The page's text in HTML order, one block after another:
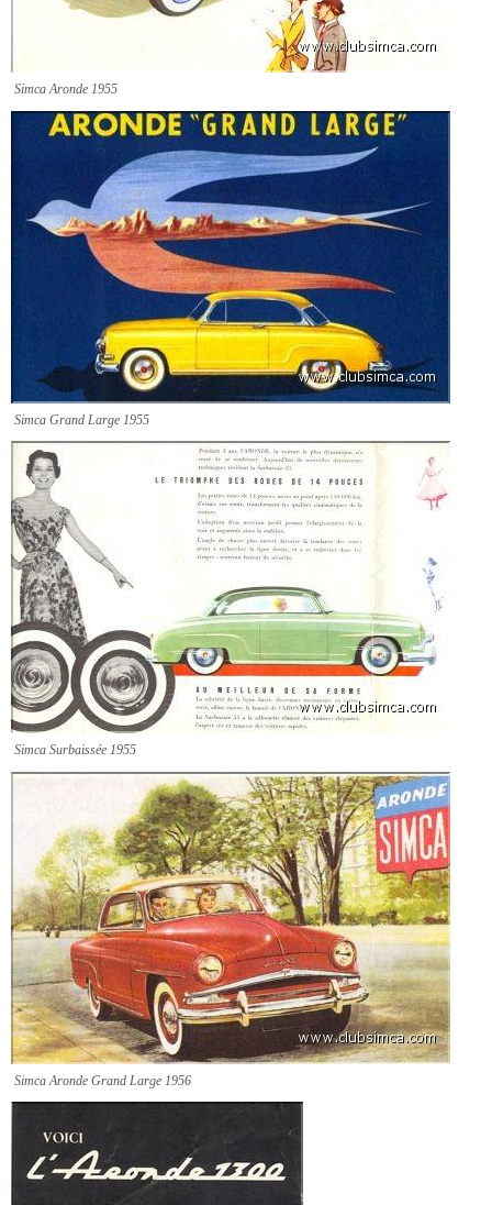
Simca Aronde 1955
Simca Grand Large 1955
Simca Surbaissée 1955
Simca Aronde Grand Large 1956